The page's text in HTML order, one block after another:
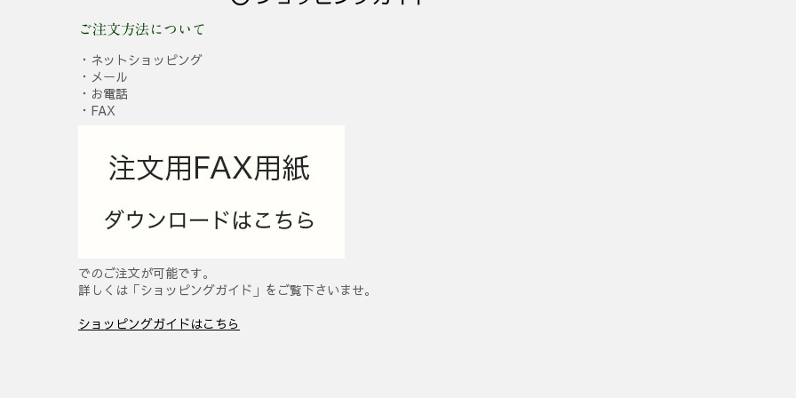
ご注文方法について
・ネットショッピング
・メール
・お電話
・FAX
でのご注文が可能です。
詳しくは「ショッピングガイド」をご覧下さいませ。
ショッピングガイドはこちら